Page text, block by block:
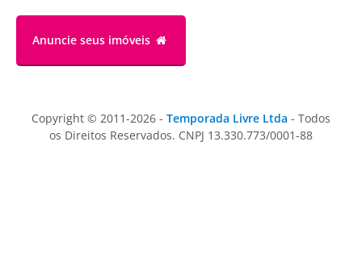
Anuncie seus imóveis
Copyright © 2011-2026 - Temporada Livre Ltda - Todos
os Direitos Reservados. CNPJ 13.330.773/0001-88